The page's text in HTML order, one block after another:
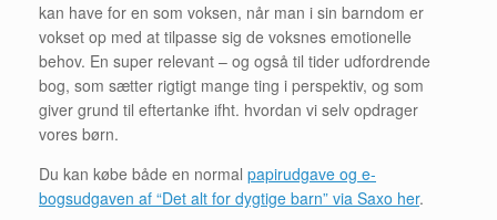
kan have for en som voksen, når man i sin barndom er
vokset op med at tilpasse sig de voksnes emotionelle
behov. En super relevant – og også til tider udfordrende
bog, som sætter rigtigt mange ting i perspektiv, og som
giver grund til eftertanke ifht. hvordan vi selv opdrager
vores børn.
Du kan købe både en normal papirudgave og e-
bogsudgaven af “Det alt for dygtige barn” via Saxo her.